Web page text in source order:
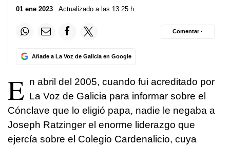
01 ene 2023 . Actualizado a las 13:25 h.
Añade a La Voz de Galicia en Google
Comentar ·
E n abril del 2005, cuando fui acreditado por
La Voz de Galicia para informar sobre el
Cónclave que lo eligió papa, nadie le negaba a
Joseph Ratzinger el enorme liderazgo que
ejercía sobre el Colegio Cardenalicio, cuya